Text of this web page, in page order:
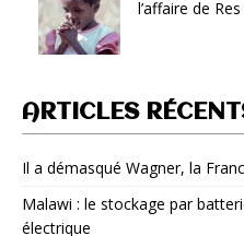
l’affaire de
ARTICLES
Il a démasqué Wagner, la
Malawi : le stockage par
électrique